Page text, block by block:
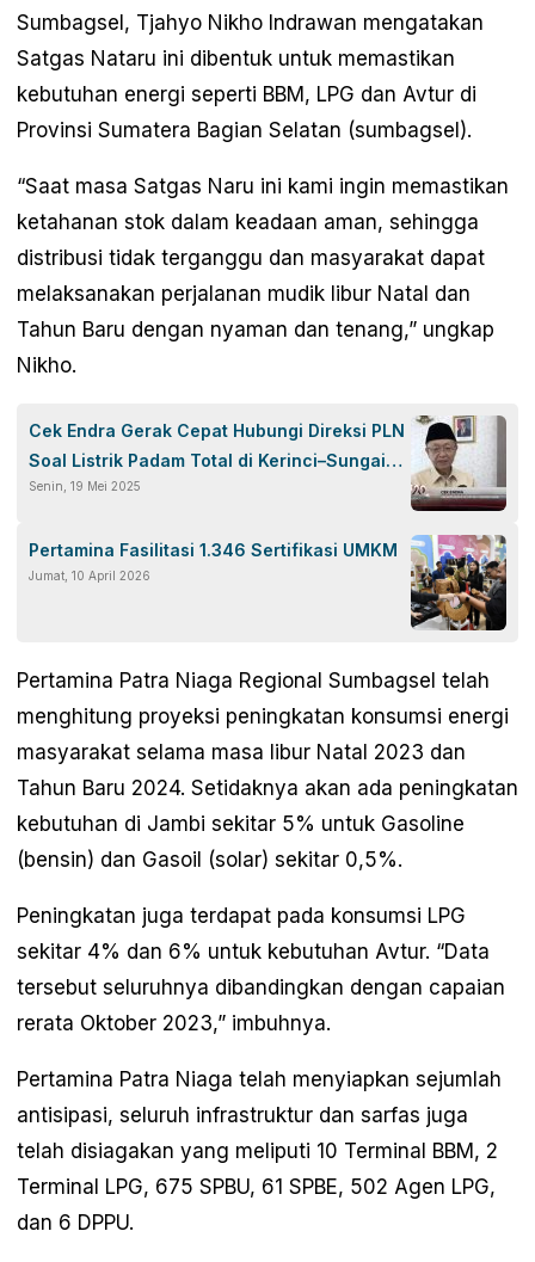
Sumbagsel, Tjahyo Nikho Indrawan mengatakan
Satgas Nataru ini dibentuk untuk memastikan
kebutuhan energi seperti BBM, LPG dan Avtur di
Provinsi Sumatera Bagian Selatan (sumbagsel).
“Saat masa Satgas Naru ini kami ingin memastikan
ketahanan stok dalam keadaan aman, sehingga
distribusi tidak terganggu dan masyarakat dapat
melaksanakan perjalanan mudik libur Natal dan
Tahun Baru dengan nyaman dan tenang,” ungkap
Nikho.
Cek Endra Gerak Cepat Hubungi Direksi PLN
Soal Listrik Padam Total di Kerinci–Sungai
Penuh
Senin, 19 Mei 2025
Pertamina Fasilitasi 1.346 Sertifikasi UMKM
Jumat, 10 April 2026
Pertamina Patra Niaga Regional Sumbagsel telah
menghitung proyeksi peningkatan konsumsi energi
masyarakat selama masa libur Natal 2023 dan
Tahun Baru 2024. Setidaknya akan ada peningkatan
kebutuhan di Jambi sekitar 5% untuk Gasoline
(bensin) dan Gasoil (solar) sekitar 0,5%.
Peningkatan juga terdapat pada konsumsi LPG
sekitar 4% dan 6% untuk kebutuhan Avtur. “Data
tersebut seluruhnya dibandingkan dengan capaian
rerata Oktober 2023,” imbuhnya.
Pertamina Patra Niaga telah menyiapkan sejumlah
antisipasi, seluruh infrastruktur dan sarfas juga
telah disiagakan yang meliputi 10 Terminal BBM, 2
Terminal LPG, 675 SPBU, 61 SPBE, 502 Agen LPG,
dan 6 DPPU.